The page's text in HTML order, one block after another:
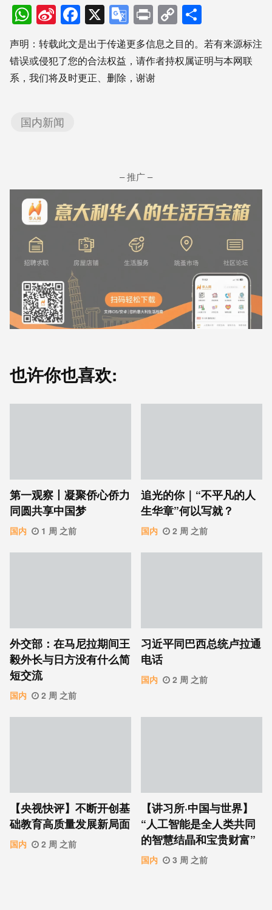
WhatsApp
Sina
Weibo
Facebook
X Google
Translate
PrintCopy
Link享
声明：转载此文是出于传递更多信息之目的。若有来源标注
错误或侵犯了您的合法权益，请作者持权属证明与本网联
系，我们将及时更正、删除，谢谢
国内新闻
– 推广 –
也许你也喜欢:
第一观察丨凝聚侨心侨力
同圆共享中国梦
国内 1 周 之前
追光的你｜“不平凡的人
生华章”何以写就？
国内 2 周 之前
外交部：在马尼拉期间王
毅外长与日方没有什么简
短交流
国内 2 周 之前
习近平同巴西总统卢拉通
电话
国内 2 周 之前
【央视快评】不断开创基
础教育高质量发展新局面
国内 2 周 之前
【讲习所·中国与世界】
“人工智能是全人类共同
的智慧结晶和宝贵财富”
国内 3 周 之前